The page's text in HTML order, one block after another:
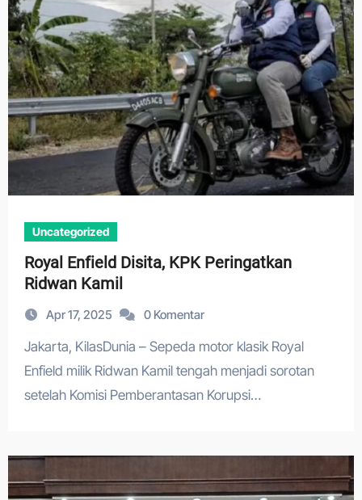
Uncategorized
Royal Enfield Disita, KPK Peringatkan
Ridwan Kamil
Apr 17, 2025 0 Komentar
Jakarta, KilasDunia – Sepeda motor klasik Royal
Enfield milik Ridwan Kamil tengah menjadi sorotan
setelah Komisi Pemberantasan Korupsi…